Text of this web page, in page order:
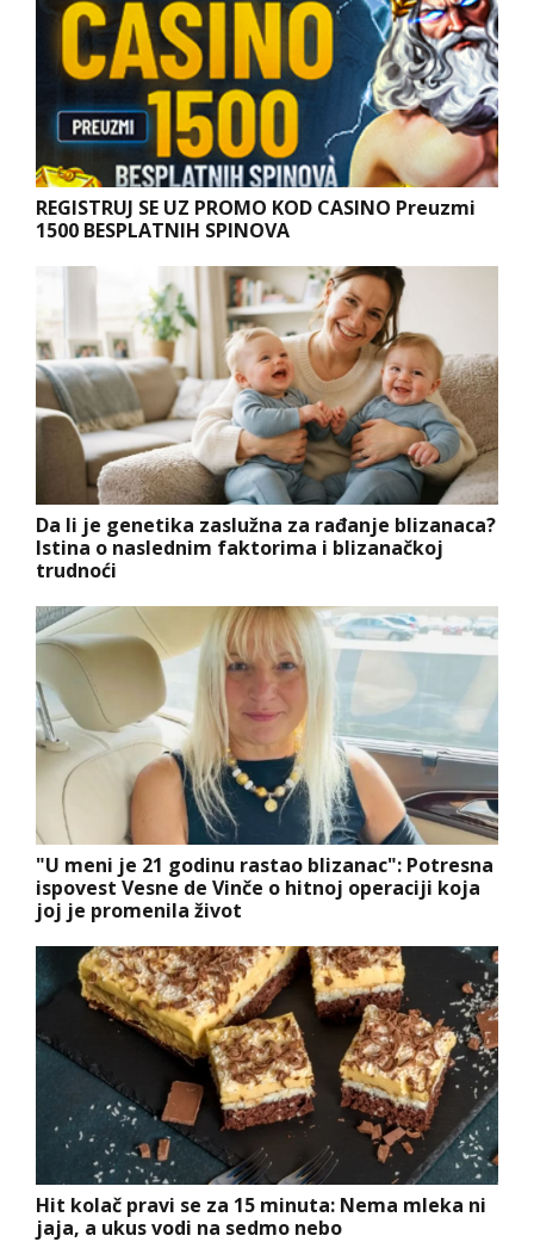
REGISTRUJ SE UZ PROMO KOD CASINO Preuzmi
1500 BESPLATNIH SPINOVA
Da li je genetika zaslužna za rađanje blizanaca?
Istina o naslednim faktorima i blizanačkoj
trudnoći
"U meni je 21 godinu rastao blizanac": Potresna
ispovest Vesne de Vinče o hitnoj operaciji koja
joj je promenila život
Hit kolač pravi se za 15 minuta: Nema mleka ni
jaja, a ukus vodi na sedmo nebo